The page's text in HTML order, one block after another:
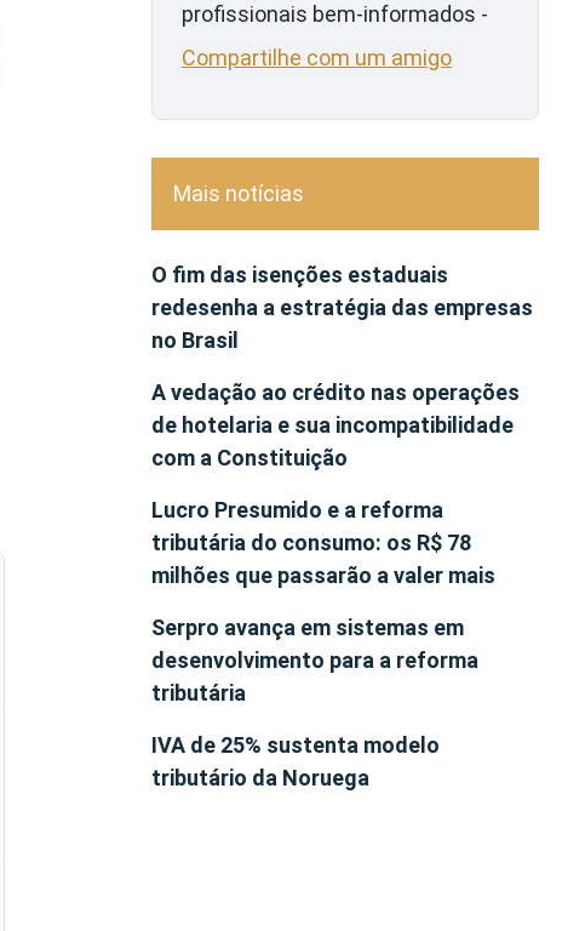
profissionais bem-informados -
Compartilhe com um amigo
Mais notícias
O fim das isenções estaduais
redesenha a estratégia das empresas
no Brasil
A vedação ao crédito nas operações
de hotelaria e sua incompatibilidade
com a Constituição
Lucro Presumido e a reforma
tributária do consumo: os R$ 78
milhões que passarão a valer mais
Serpro avança em sistemas em
desenvolvimento para a reforma
tributária
IVA de 25% sustenta modelo
tributário da Noruega